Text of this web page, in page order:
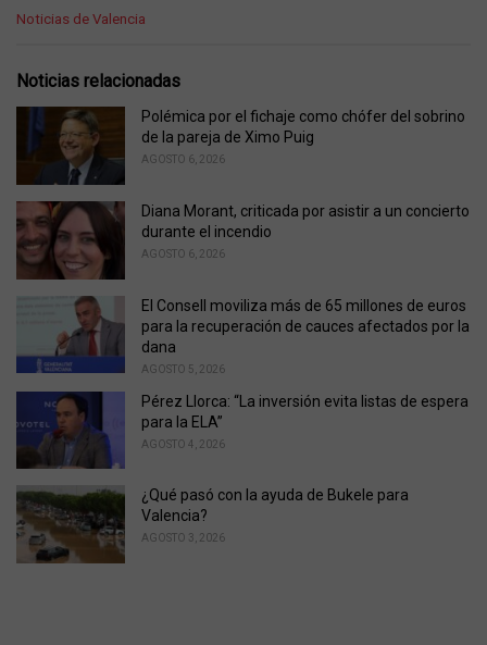
C
e
Noticias de Valencia
Noticias relacionadas
Polémica por el fichaje como chófer del sobrino
de la pareja de Ximo Puig
AGOSTO 6, 2026
Diana Morant, criticada por asistir a un concierto
durante el incendio
AGOSTO 6, 2026
El Consell moviliza más de 65 millones de euros
para la recuperación de cauces afectados por la
dana
AGOSTO 5, 2026
Pérez Llorca: “La inversión evita listas de espera
para la ELA”
AGOSTO 4, 2026
¿Qué pasó con la ayuda de Bukele para
Valencia?
AGOSTO 3, 2026